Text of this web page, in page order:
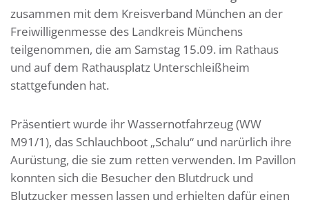
zusammen mit dem Kreisverband München an der
Freiwilligenmesse des Landkreis Münchens
teilgenommen, die am Samstag 15.09. im Rathaus
und auf dem Rathausplatz Unterschleißheim
stattgefunden hat.
Präsentiert wurde ihr Wassernotfahrzeug (WW
M91/1), das Schlauchboot „Schalu“ und narürlich ihre
Aurüstung, die sie zum retten verwenden. Im Pavillon
konnten sich die Besucher den Blutdruck und
Blutzucker messen lassen und erhielten dafür einen